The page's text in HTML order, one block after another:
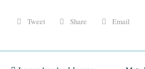
Tweet Share Email